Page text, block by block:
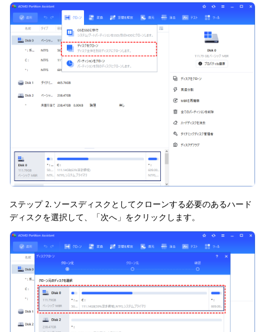
ステップ 2. ソースディスクとしてクローンする必要のあるハード
ディスクを選択して、「次へ」をクリックします。